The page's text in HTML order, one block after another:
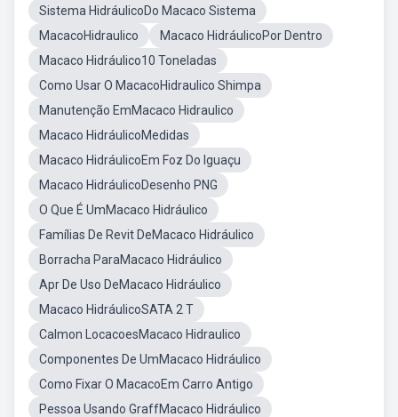
Sistema HidráulicoDo Macaco Sistema
MacacoHidraulico
Macaco HidráulicoPor Dentro
Macaco Hidráulico10 Toneladas
Como Usar O MacacoHidraulico Shimpa
Manutenção EmMacaco Hidraulico
Macaco HidráulicoMedidas
Macaco HidráulicoEm Foz Do Iguaçu
Macaco HidráulicoDesenho PNG
O Que É UmMacaco Hidráulico
Famílias De Revit DeMacaco Hidráulico
Borracha ParaMacaco Hidráulico
Apr De Uso DeMacaco Hidráulico
Macaco HidráulicoSATA 2 T
Calmon LocacoesMacaco Hidraulico
Componentes De UmMacaco Hidráulico
Como Fixar O MacacoEm Carro Antigo
Pessoa Usando GraffMacaco Hidráulico